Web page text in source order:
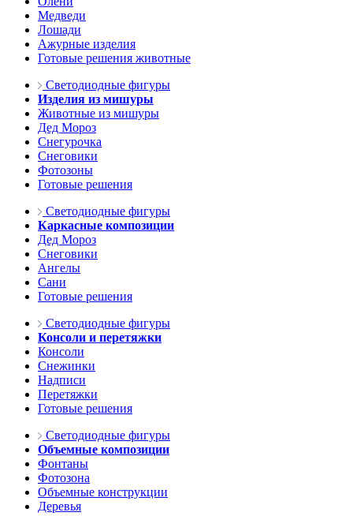
Медведи
Лошади
Ажурные изделия
Готовые решения животные
Светодиодные фигуры
Изделия из мишуры
Животные из мишуры
Дед Мороз
Снегурочка
Снеговики
Фотозоны
Готовые решения
Светодиодные фигуры
Каркасные композиции
Дед Мороз
Снеговики
Ангелы
Сани
Готовые решения
Светодиодные фигуры
Консоли и перетяжки
Консоли
Снежинки
Надписи
Перетяжки
Готовые решения
Светодиодные фигуры
Объемные композиции
Фонтаны
Фотозона
Объемные конструкции
Деревья